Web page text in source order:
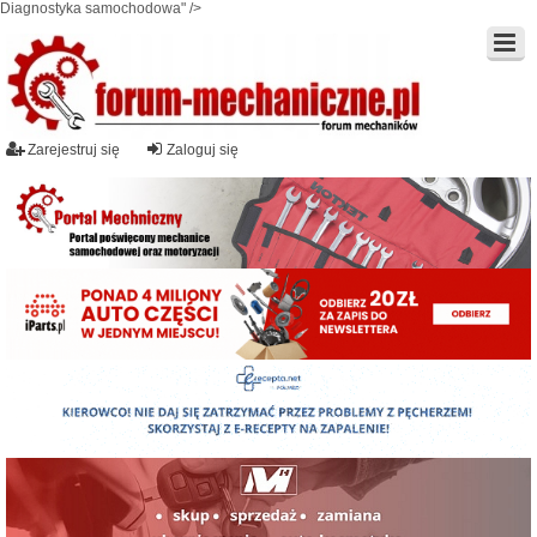
Diagnostyka samochodowa" />
Zaloguj się
Zarejestruj się